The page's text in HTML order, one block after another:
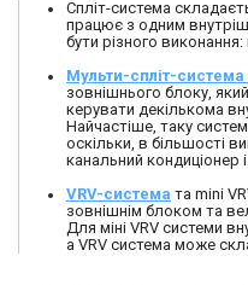
Спліт-система
працює з одним
бути різного виконання:
Мульти-спліт-система
зовнішнього блоку,
керувати декількома
Найчастіше, таку
оскільки, в більшості
канальний кондиціонер і
VRV-система та mini
зовнішнім блоком та
Для міні VRV системи
а VRV система може